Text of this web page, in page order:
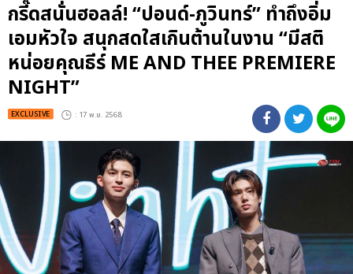
กรี๊ดสนั่นฮอลล์! “ปอนด์-ภูวินทร์” ทำถึงอิ่ม
เอมหัวใจ สนุกสดใสเกินต้านในงาน “มีสติ
หน่อยคุณธีร์ ME AND THEE PREMIERE
NIGHT”
EXCLUSIVE : 17 พ.ย. 2568